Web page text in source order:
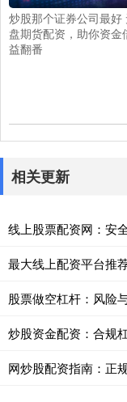
炒股那个证券公司最好
盘期货配资，助你资金
益翻番
相关更新
线上股票配资网：安
最大线上配资平台推
股票做空杠杆：风险
炒股资金配资：合规
网炒股配资指南：正